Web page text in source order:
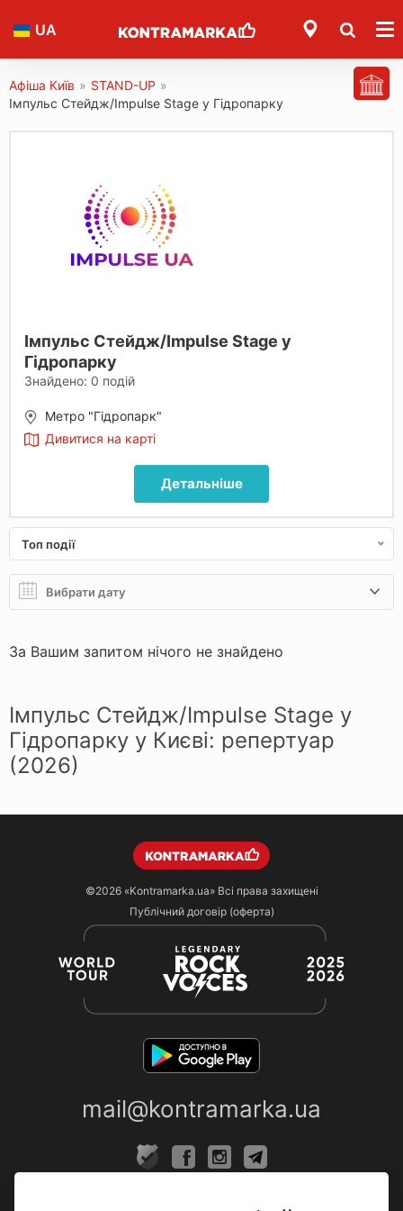
UA
Афіша Київ » STAND-UP »
Імпульс Стейдж/Impulse Stage у Гідропарку
Імпульс Стейдж/Impulse Stage у
Гідропарку
Знайдено: 0 подій
Метро "Гідропарк"
Дивитися на карті
Детальніше
Топ події
За Вашим запитом нічого не знайдено
Імпульс Стейдж/Impulse Stage у
Гідропарку у Києві: репертуар
(2026)
©2026 «Kontramarka.ua»Всі права захищені
Публічний договір (оферта)
mail@kontramarka.ua